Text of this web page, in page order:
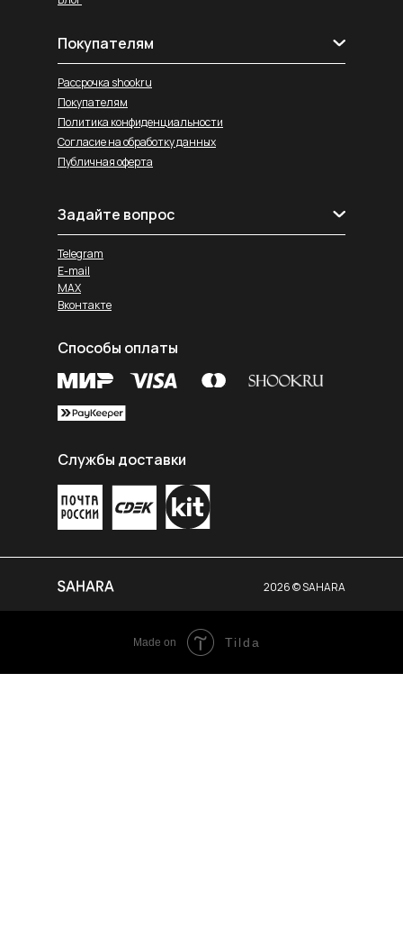
Покупателям
Рассрочка shookru
Покупателям
Политика конфиденциальности
Согласие на обработку данных
Публичная оферта
Задайте вопрос
Telegram
E-mail
MAX
Вконтакте
Службы доставки
Способы оплаты
2026 © SAHARA
Made on Tilda